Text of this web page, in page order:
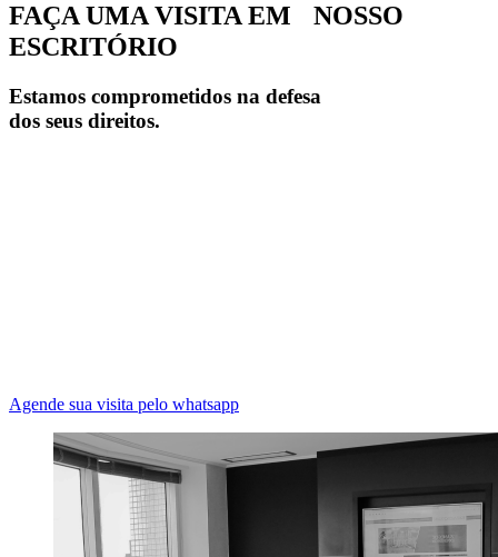
FAÇA UMA VISITA EM NOSSO
ESCRITÓRIO
Estamos comprometidos na defesa
dos seus direitos.
Agende sua visita pelo whatsapp